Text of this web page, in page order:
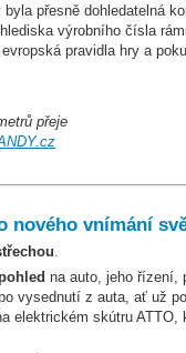
přesně dohledatelná
výrobního čísla
pravidla hry a
přeje
nového vnímání
.
na auto, jeho řízení,
vysednutí z auta, ať už
elektrickém skútru ATTO,